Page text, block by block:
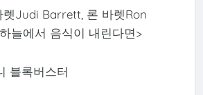
렛Judi Barrett, 론 바렛Ron
늘에서 음식이 내린다면>
블록버스터